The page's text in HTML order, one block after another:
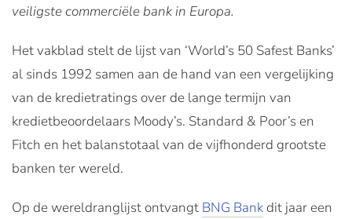
veiligste commerciële bank in Europa.
Het vakblad stelt de lijst van ‘World’s 50 Safest Banks’
al sinds 1992 samen aan de hand van een vergelijking
van de kredietratings over de lange termijn van
kredietbeoordelaars Moody’s. Standard & Poor’s en
Fitch en het balanstotaal van de vijfhonderd grootste
banken ter wereld.
Op de wereldranglijst ontvangt BNG Bankdit jaar een